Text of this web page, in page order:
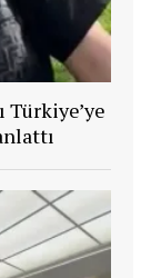
Türkiye’ye